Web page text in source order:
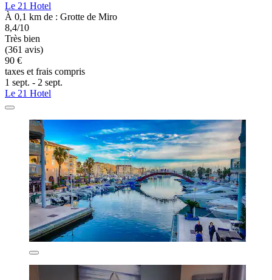
Le 21 Hotel
À 0,1 km de : Grotte de Miro
8,4/10
Très bien
(361 avis)
90 €
taxes et frais compris
1 sept. - 2 sept.
Le 21 Hotel